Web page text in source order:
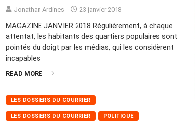
Jonathan Ardines 23 janvier 2018
MAGAZINE JANVIER 2018 Régulièrement, à chaque
attentat, les habitants des quartiers populaires sont
pointés du doigt par les médias, qui les considèrent
incapables
READ MORE
LES DOSSIERS DU COURRIER
LES DOSSIERS DU COURRIER POLITIQUE